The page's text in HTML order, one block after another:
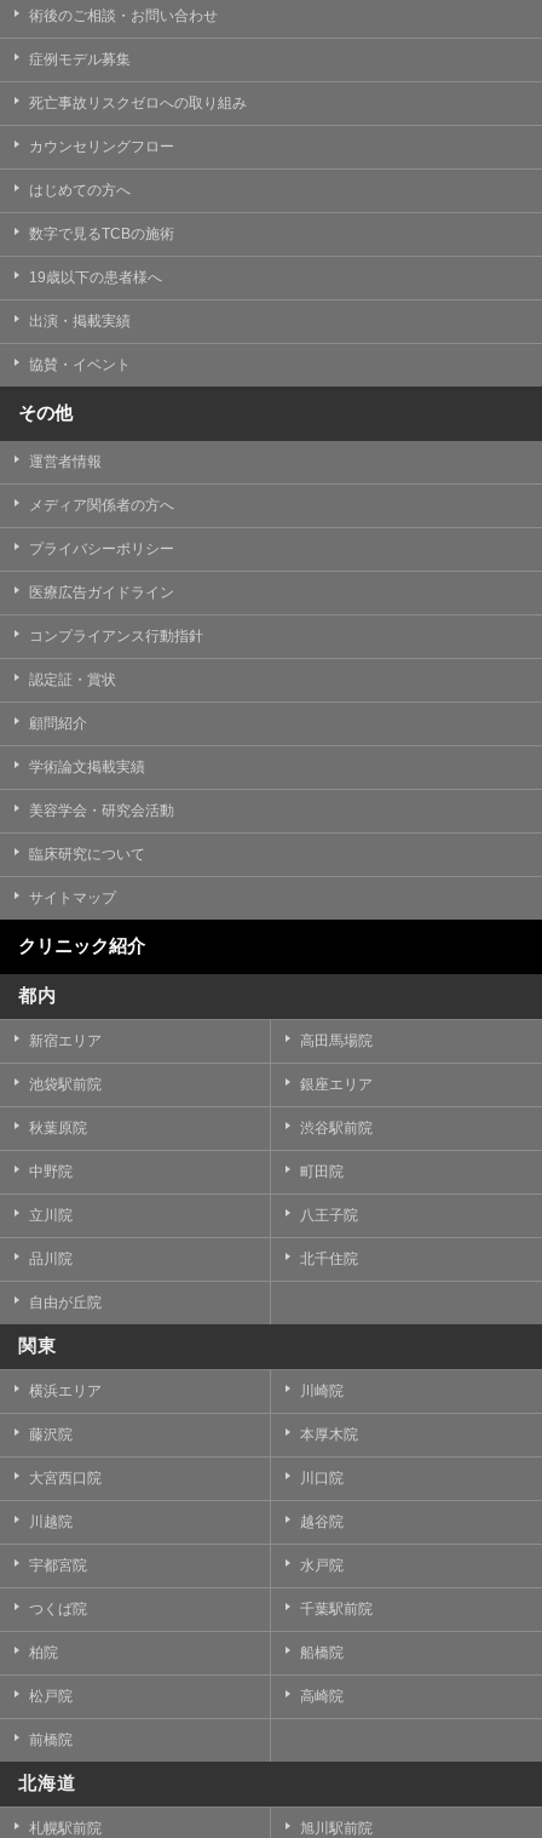
術後のご相談・お問い合わせ
症例モデル募集
死亡事故リスクゼロへの取り組み
カウンセリングフロー
はじめての方へ
数字で見るTCBの施術
19歳以下の患者様へ
出演・掲載実績
協賛・イベント
その他
運営者情報
メディア関係者の方へ
プライバシーポリシー
医療広告ガイドライン
コンプライアンス行動指針
認定証・賞状
顧問紹介
学術論文掲載実績
美容学会・研究会活動
臨床研究について
サイトマップ
クリニック紹介
都内
新宿エリア 高田馬場院
池袋駅前院 銀座エリア
秋葉原院 渋谷駅前院
中野院 町田院
立川院 八王子院
品川院 北千住院
自由が丘院
関東
横浜エリア 川崎院
藤沢院 本厚木院
大宮西口院 川口院
川越院 越谷院
宇都宮院 水戸院
つくば院 千葉駅前院
柏院 船橋院
松戸院 高崎院
前橋院
北海道
札幌駅前院 旭川駅前院